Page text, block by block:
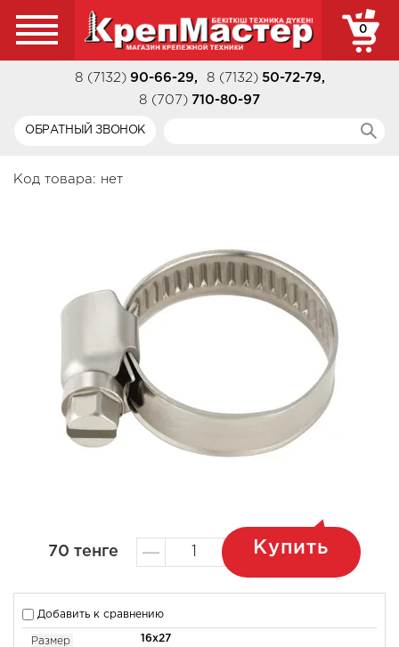
0
8 (7132) 90-66-29, 8 (7132) 50-72-79,
8 (707) 710-80-97
ОБРАТНЫЙ ЗВОНОК
Код товара: нет
70 тенге Купить
Добавить к сравнению
Размер 16x27